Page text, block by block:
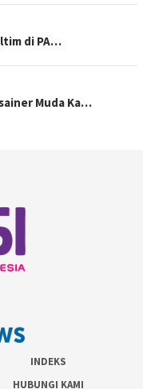
di PA…
Muda Ka…
INDEKS
HUBUNGI KAMI